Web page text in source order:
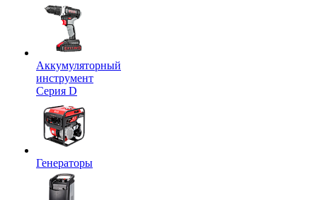
Аккумуляторный
инструмент
Серия D
Генераторы